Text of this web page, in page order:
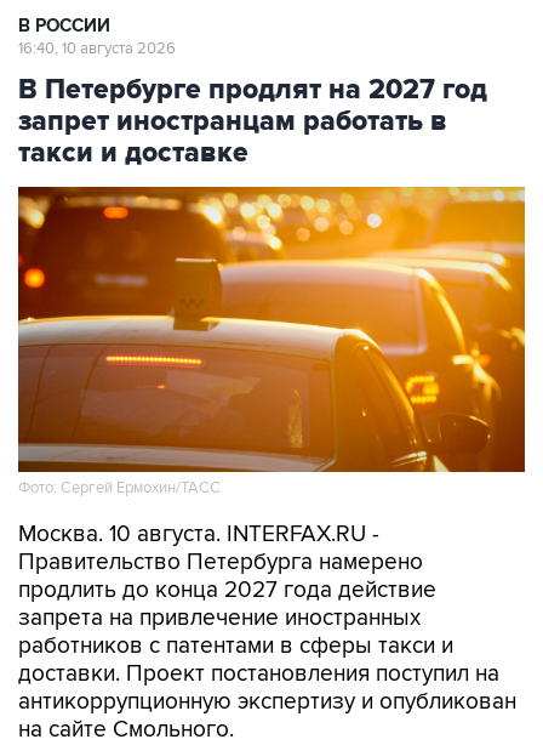
В РОССИИ
16:40, 10 августа 2026
В Петербурге продлят на 2027 год
запрет иностранцам работать в
такси и доставке
Фото: Сергей Ермохин/ТАСС
Москва. 10 августа. INTERFAX.RU -
Правительство Петербурга намерено
продлить до конца 2027 года действие
запрета на привлечение иностранных
работников с патентами в сферы такси и
доставки. Проект постановления поступил на
антикоррупционную экспертизу и опубликован
на сайте Смольного.